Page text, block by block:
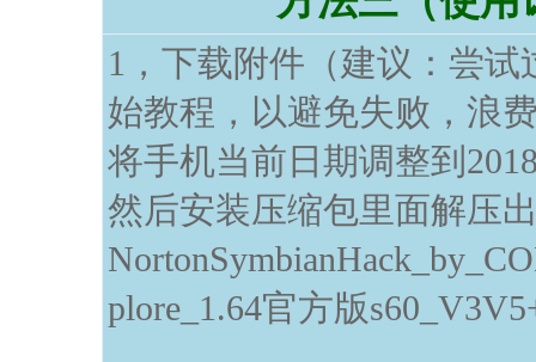
1，下载附件（建议：尝
始教程，以避免失败，浪
将手机当前日期调整到
然后安装压缩包里面解压
plore_1.64官方版